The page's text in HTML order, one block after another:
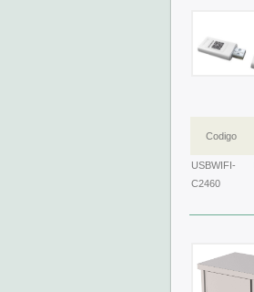
Codigo
USBWIFI-
C2460